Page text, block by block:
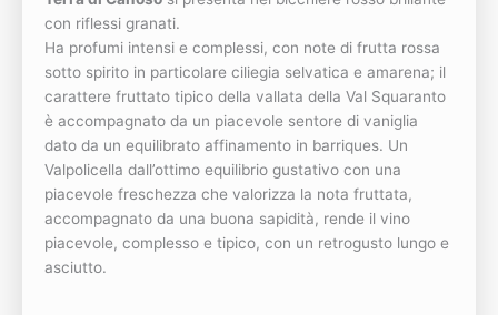
con riflessi granati.
Ha profumi intensi e complessi, con note di frutta rossa
sotto spirito in particolare ciliegia selvatica e amarena; il
carattere fruttato tipico della vallata della Val Squaranto
è accompagnato da un piacevole sentore di vaniglia
dato da un equilibrato affinamento in barriques. Un
Valpolicella dall’ottimo equilibrio gustativo con una
piacevole freschezza che valorizza la nota fruttata,
accompagnato da una buona sapidità, rende il vino
piacevole, complesso e tipico, con un retrogusto lungo e
asciutto.